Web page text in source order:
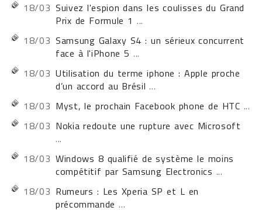
18/03 Suivez l'espion dans les coulisses du Grand
Prix de Formule 1 ...
18/03 Samsung Galaxy S4 : un sérieux concurrent
face à l'iPhone 5 ...
18/03 Utilisation du terme iphone : Apple proche
d’un accord au Brésil ...
18/03 Myst, le prochain Facebook phone de HTC ...
18/03 Nokia redoute une rupture avec Microsoft
...
18/03 Windows 8 qualifié de système le moins
compétitif par Samsung Electronics ...
18/03 Rumeurs : Les Xperia SP et L en
précommande ...